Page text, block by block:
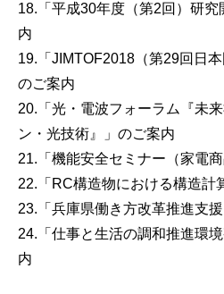
18.「平成30年度（第2回）研
内
19.「JIMTOF2018（第29回日
のご案内
20.「光・電波フォーラム『未
ン・光技術』」のご案内
21.「機能安全セミナー（家電
22.「RC構造物における構造計
23.「兵庫県働き方改革推進支
24.「仕事と生活の調和推進環
内